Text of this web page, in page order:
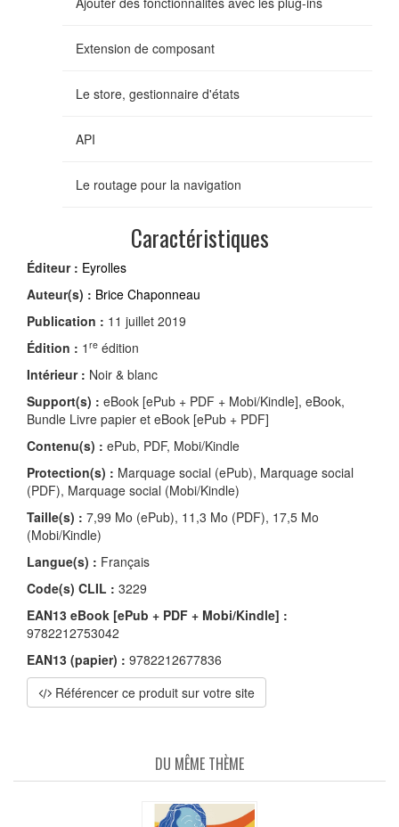
Extension de composant
Le store, gestionnaire d'états
API
Le routage pour la navigation
Caractéristiques
Éditeur : Eyrolles
Auteur(s) : Brice Chaponneau
Publication : 11 juillet 2019
Édition : 1 re édition
Intérieur : Noir & blanc
Support(s) : eBook [ePub + PDF + Mobi/Kindle], eBook,
Bundle Livre papier et eBook [ePub + PDF]
Contenu(s) : ePub, PDF, Mobi/Kindle
Protection(s) : Marquage social (ePub), Marquage social
(PDF), Marquage social (Mobi/Kindle)
Taille(s) : 7,99 Mo (ePub), 11,3 Mo (PDF), 17,5 Mo
(Mobi/Kindle)
Langue(s) : Français
Code(s) CLIL : 3229
EAN13 eBook [ePub + PDF + Mobi/Kindle] :
9782212753042
EAN13 (papier) : 9782212677836
Référencer ce produit sur votre site
DU MÊME THÈME